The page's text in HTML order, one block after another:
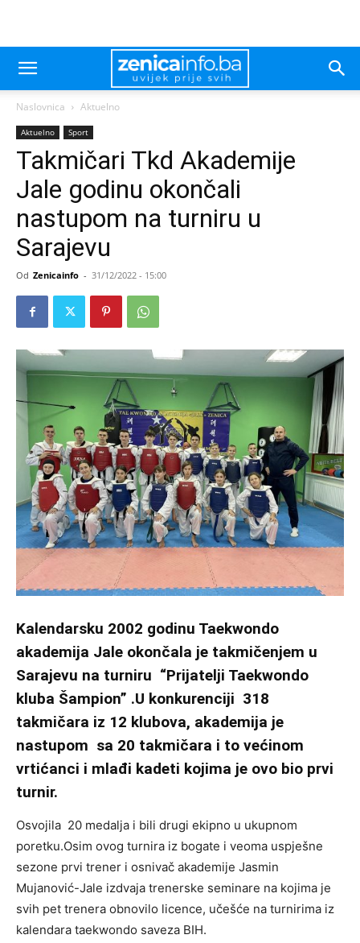
Naslovnica Aktuelno
Aktuelno Sport
Takmičari Tkd Akademije
Jale godinu okončali
nastupom na turniru u
Sarajevu
Od Zenicainfo - 31/12/2022 - 15:00
Kalendarsku 2002 godinu Taekwondo
akademija Jale okončala je takmičenjem u
Sarajevu na turniru “Prijatelji Taekwondo
kluba Šampion” .U konkurenciji 318
takmičara iz 12 klubova, akademija je
nastupom sa 20 takmičara i to većinom
vrtićanci i mlađi kadeti kojima je ovo bio prvi
turnir.
Osvojila 20 medalja i bili drugi ekipno u ukupnom
poretku.Osim ovog turnira iz bogate i veoma uspješne
sezone prvi trener i osnivač akademije Jasmin
Mujanović-Jale izdvaja trenerske seminare na kojima je
svih pet trenera obnovilo licence, učešće na turnirima iz
kalendara taekwondo saveza BIH.